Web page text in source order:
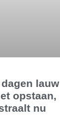
lauw
opstaan,
nu